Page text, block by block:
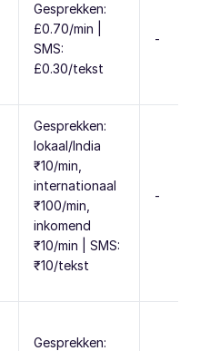
Gesprekken:
£0.70/min |
SMS:
£0.30/tekst
-
Gesprekken:
lokaal/India
₹10/min,
internationaal
₹100/min,
inkomend
₹10/min | SMS:
₹10/tekst
-
Gesprekken: